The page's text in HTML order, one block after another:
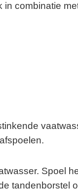
combinatie
Spoel
tandenborstel